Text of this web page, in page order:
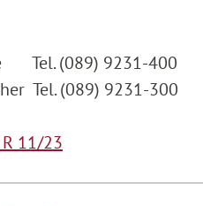
Tel. (089) 9231-400
Tel. (089) 9231-300
R 11/23